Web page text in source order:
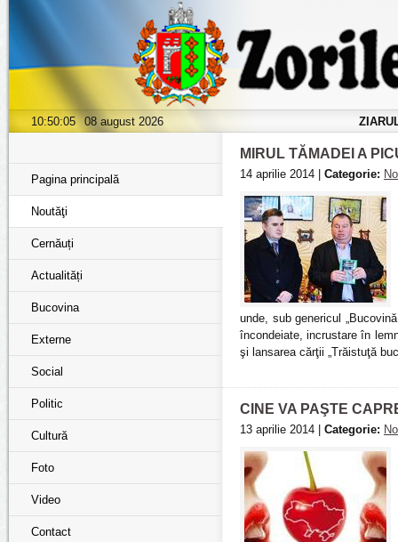
10:50:07 08 august 2026
Pagina principală
Noutăţi
Cernăuți
Actualități
Bucovina
Externe
Social
Politic
Cultură
Foto
Video
Contact
MIRUL TĂMADEI A
14 aprilie 2014 | Categorie:
unde, sub genericul
încondeiate, incrustare în
şi lansarea cărţii „Trăistuţă
CINE VA PAŞTE
13 aprilie 2014 | Categorie: